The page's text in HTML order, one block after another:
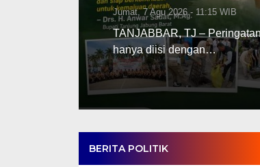
Jumat, 7 Agu 2026 - 11:15 WIB
TANJABBAR, TJ –
hanya diisi dengan…
BERITA POLITIK